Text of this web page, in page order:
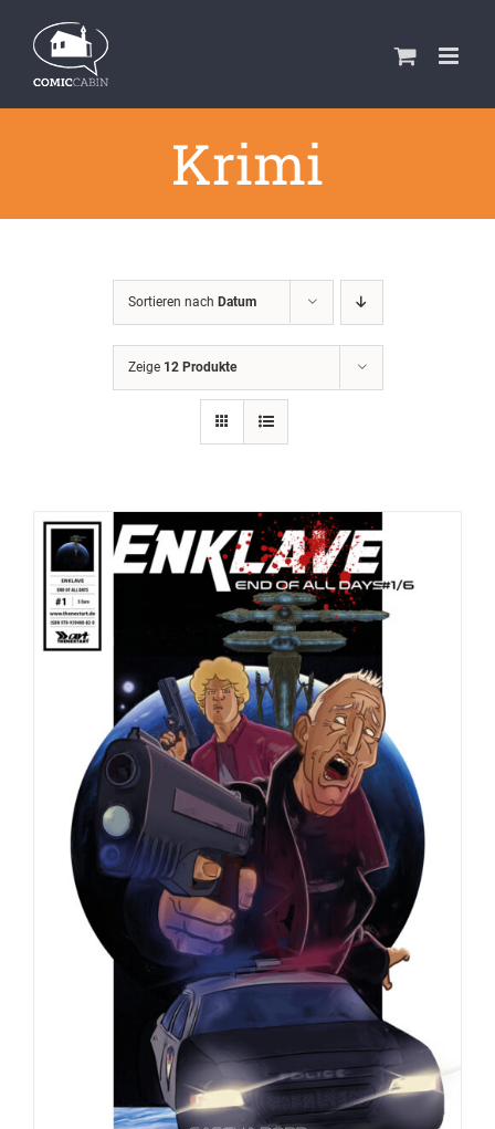
Inhalt
springen
Krimi
Sortieren nach Datum
Zeige 12 Produkte